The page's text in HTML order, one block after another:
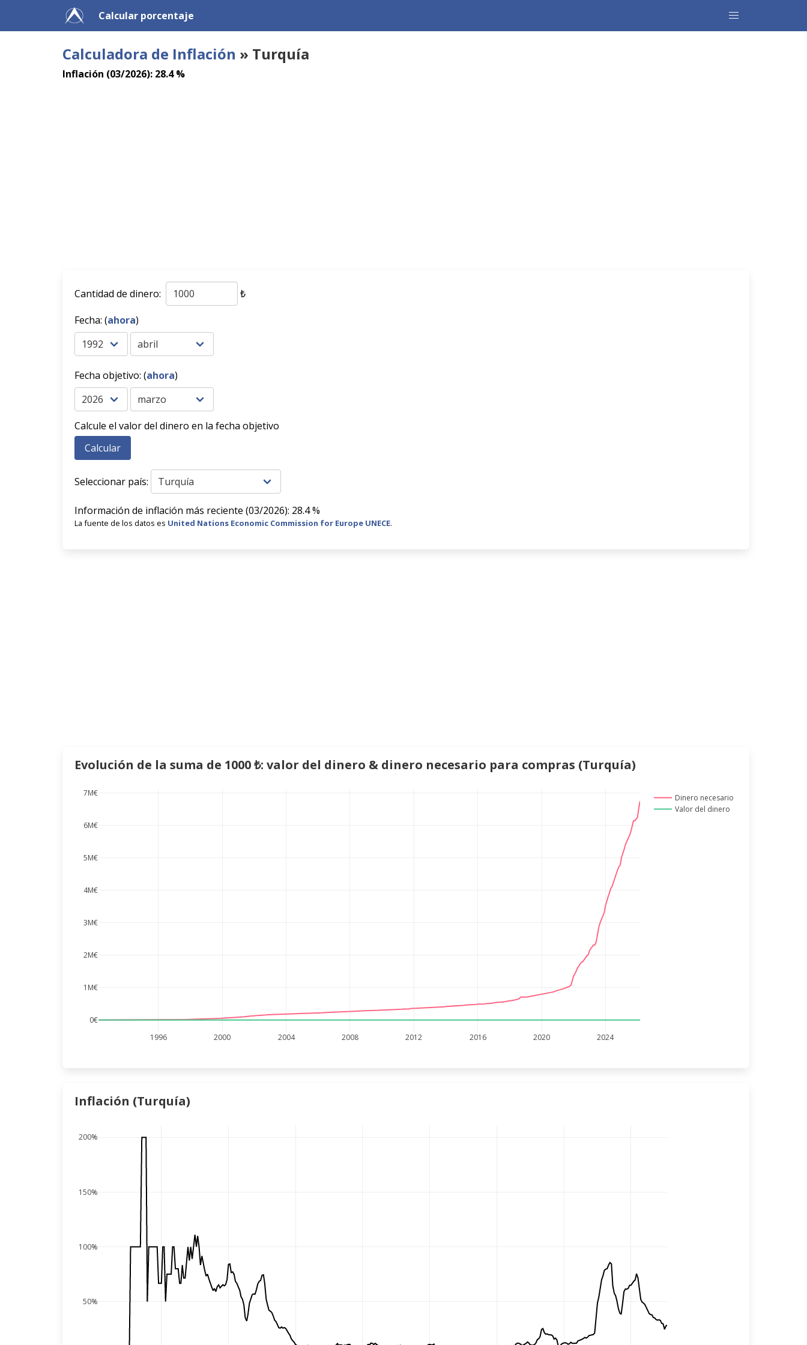
Calcular porcentaje
Calculadora de Inflación » Turquía
Inflación (03/2026): 28.4 %
Cantidad de dinero:
₺
Fecha: (ahora)
Fecha objetivo: (ahora)
Calcule el valor del dinero en la fecha objetivo
Seleccionar país:
Información de inflación más reciente (03/2026): 28.4 %
La fuente de los datos es United Nations Economic Commission for Europe UNECE.
Evolución de la suma de 1000 ₺: valor del dinero & dinero necesario para compras (Turquía)
1996 2000 2004 2008 2012 2016 2020 2024
0€
1M€
2M€
3M€
4M€
5M€
6M€
7M€
Dinero necesario
Valor del dinero
Inflación (Turquía)
50%
100%
150%
200%